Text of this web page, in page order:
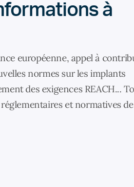
à
européenne, appel à
normes sur les implants
des exigences REACH...
et normatives